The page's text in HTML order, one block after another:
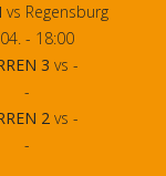
vs Regensburg
- 18:00
3 vs -
-
2vs -
-